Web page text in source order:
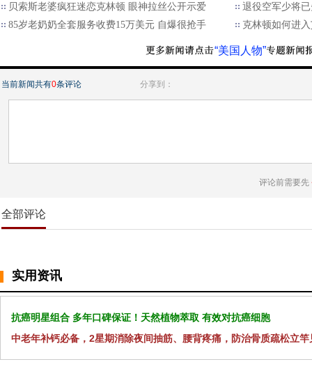
贝索斯老婆疯狂迷恋克林顿 眼神拉丝公开示爱
退役空军少将
85岁老奶奶全套服务收费15万美元 自爆很抢手
克林顿如何进
“美国人物”
当前新闻共有0条评论 分享到：
评论前需要先
全部评论
实用资讯
抗癌明星组合 多年口碑保证！天然植物萃取 有效对抗癌细胞
中老年补钙必备，2星期消除夜间抽筋、腰背疼痛，防治骨质疏松立竿